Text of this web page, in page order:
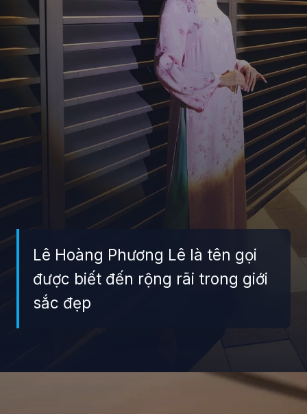
Lê Hoàng Phương Lê là tên gọi
được biết đến rộng rãi trong giới
sắc đẹp
https://giaydabonghana.com/hoa-hau-le-hoang-phuong